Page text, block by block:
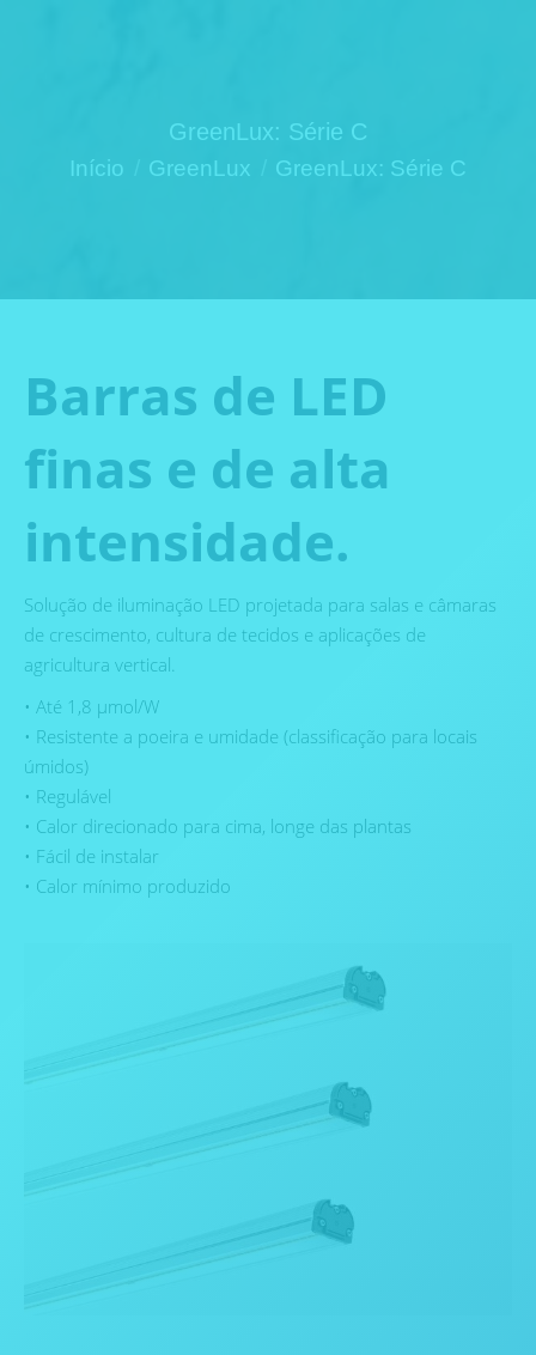
GreenLux: Série C
Você está aqui:
Início GreenLux GreenLux: Série C
Barras de LED
finas e de alta
intensidade.
Solução de iluminação LED projetada para salas e câmaras
de crescimento, cultura de tecidos e aplicações de
agricultura vertical.
• Até 1,8 µmol/W
• Resistente a poeira e umidade (classificação para locais
úmidos)
• Regulável
• Calor direcionado para cima, longe das plantas
• Fácil de instalar
• Calor mínimo produzido